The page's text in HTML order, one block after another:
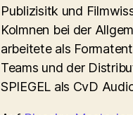
Publizisitk und
Kolmnen bei der
arbeitete als
Teams und der
SPIEGEL als CvD